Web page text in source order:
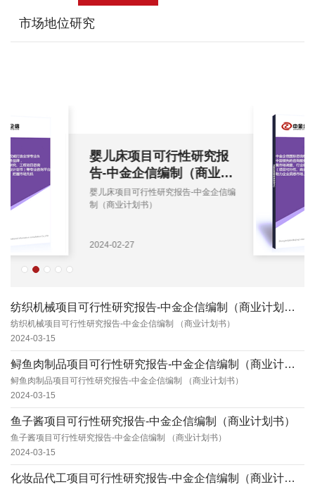
市场地位研究
婴儿床项目可行性研究报
告-中金企信编制（商业计
划书）
婴儿床项目可行性研究报告-中金企信编
制（商业计划书）
纺织机械项目可行性研究报告-中金企信编制（商业计划书）
纺织机械项目可行性研究报告-中金企信编制 （商业计划书）
2024-03-15
鲟鱼肉制品项目可行性研究报告-中金企信编制（商业计划书）
鲟鱼肉制品项目可行性研究报告-中金企信编制 （商业计划书）
2024-03-15
鱼子酱项目可行性研究报告-中金企信编制（商业计划书）
鱼子酱项目可行性研究报告-中金企信编制 （商业计划书）
2024-03-15
化妆品代工项目可行性研究报告-中金企信编制（商业计划书）